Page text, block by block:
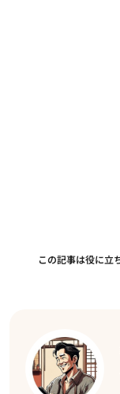
この記事は役に立